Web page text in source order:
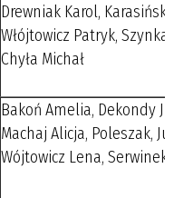
Drewniak Karol,
Włójtowicz Patryk,
Chyła Michał
Bakoń Amelia, Dekondy
Machaj Alicja, Poleszak,
Wójtowicz Lena,